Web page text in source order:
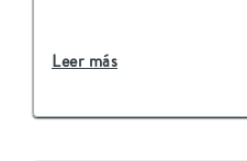
Leer más